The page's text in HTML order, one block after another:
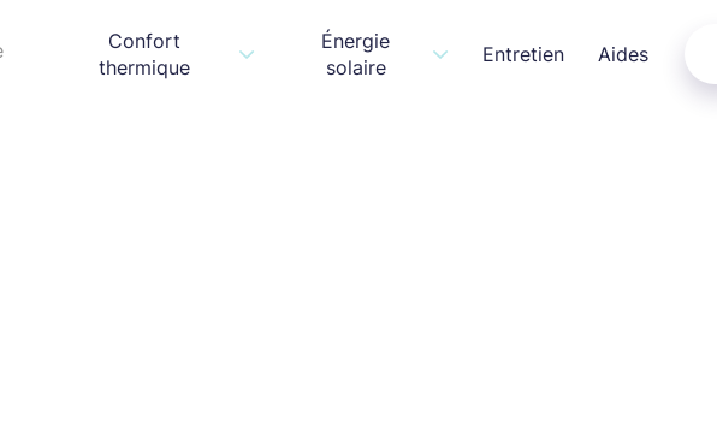
Confort
thermique
Énergie
solaire
Entretien Aides